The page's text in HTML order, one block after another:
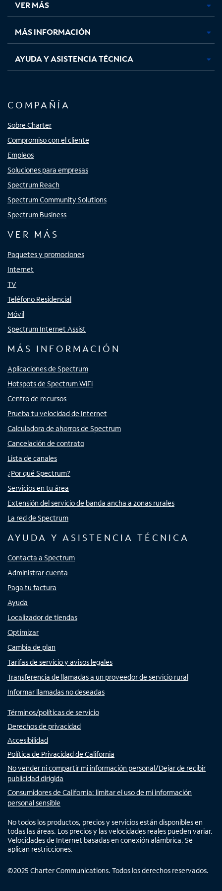
pestaña
nueva
pestaña
nueva
pestaña
nuevanueva
VER MÁS
MÁS INFORMACIÓN
AYUDA Y ASISTENCIA TÉCNICA
COMPAÑÍA
Sobre Charter
Compromiso con el cliente
Empleos
Soluciones para empresas
Spectrum Reach
Spectrum Community Solutions
Spectrum Business
VER MÁS
Paquetes y promociones
Internet
TV
Teléfono Residencial
Móvil
Spectrum Internet Assist
MÁS INFORMACIÓN
Aplicaciones de Spectrum
Hotspots de Spectrum WiFi
Centro de recursos
Prueba tu velocidad de Internet
Calculadora de ahorros de Spectrum
Cancelación de contrato
Lista de canales
¿Por qué Spectrum?
Servicios en tu área
Extensión del servicio de banda ancha a zonas rurales
La red de Spectrum
AYUDA Y ASISTENCIA TÉCNICA
Contacta a Spectrum
Administrar cuenta
Paga tu factura
Ayuda
Localizador de tiendas
Optimizar
Cambia de plan
Tarifas de servicio y avisos legales
Transferencia de llamadas a un proveedor de servicio rural
Informar llamadas no deseadas
Términos/políticas de servicio
Derechos de privacidad
Accesibilidad
Política de Privacidad de California
No vender ni compartir mi información personal/Dejar de recibir
publicidad dirigida
Consumidores de California: limitar el uso de mi información
personal sensible
No todos los productos, precios y servicios están disponibles en
todas las áreas. Los precios y las velocidades reales pueden variar.
Velocidades de Internet basadas en conexión alámbrica. Se
aplican restricciones.
©2025 Charter Communications. Todos los derechos reservados.